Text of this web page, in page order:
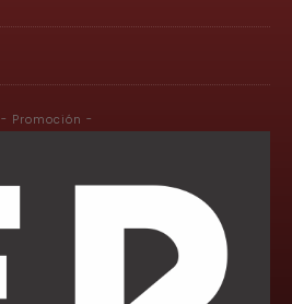
- Promoción -